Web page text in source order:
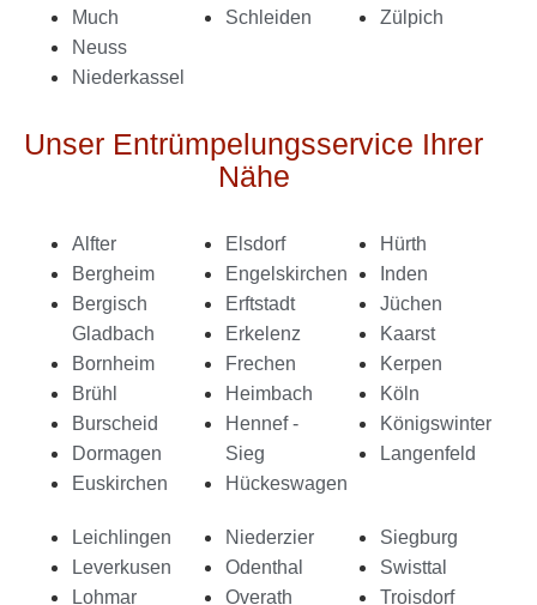
Much
Neuss
Niederkassel
Schleiden
Zülpich
Unser Entrümpelungsservice Ihrer
Nähe
Alfter
Bergheim
Bergisch
Gladbach
Bornheim
Brühl
Burscheid
Dormagen
Euskirchen
Elsdorf
Engelskirchen
Erftstadt
Erkelenz
Frechen
Heimbach
Hennef -
Sieg
Hückeswagen
Hürth
Inden
Jüchen
Kaarst
Kerpen
Köln
Königswinter
Langenfeld
Leichlingen
Leverkusen
Lohmar
Niederzier
Odenthal
Overath
Siegburg
Swisttal
Troisdorf